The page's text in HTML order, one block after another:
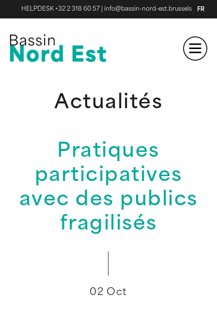
HELPDESK +32 2 318 60 57 info@bassin-nord-est.brussels FR
Actualités
Pratiques
participatives
avec des publics
fragilisés
02 Oct